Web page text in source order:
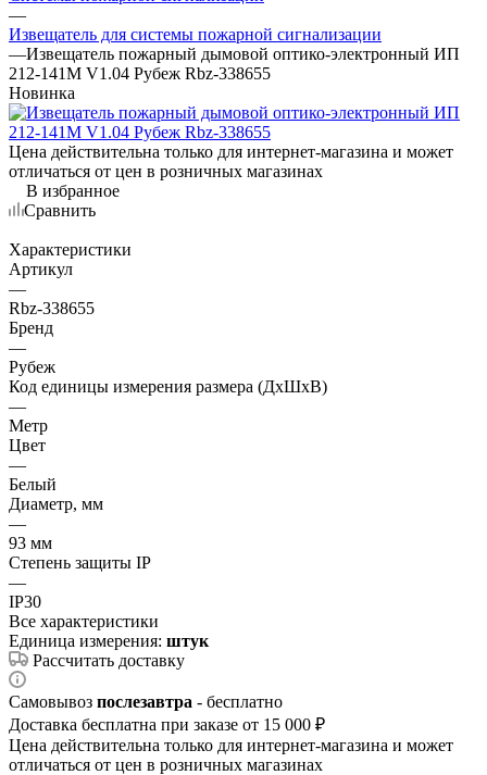
—
Извещатель для системы пожарной сигнализации
—Извещатель пожарный дымовой оптико-электронный ИП
212-141М V1.04 Рубеж Rbz-338655
Новинка
Цена действительна только для интернет-магазина и может
отличаться от цен в розничных магазинах
В избранное
Сравнить
Характеристики
Артикул
—
Rbz-338655
Бренд
—
Рубеж
Код единицы измерения размера (ДхШхВ)
—
Метр
Цвет
—
Белый
Диаметр, мм
—
93 мм
Степень защиты IP
—
IP30
Все характеристики
Единица измерения: штук
Рассчитать доставку
Самовывоз послезавтра - бесплатно
Доставка бесплатна при заказе от 15 000 ₽
Цена действительна только для интернет-магазина и может
отличаться от цен в розничных магазинах